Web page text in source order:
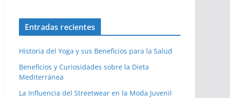
Entradas recientes
Historia del Yoga y sus Beneficios para la Salud
Beneficios y Curiosidades sobre la Dieta
Mediterránea
La Influencia del Streetwear en la Moda Juvenil